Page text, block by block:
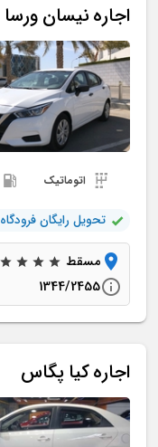
اجارهنیسانورسا
اتوماتیک
تحویل رایگان فرودگاه
مسقط
1344/2455
اجارهکیا پگاس